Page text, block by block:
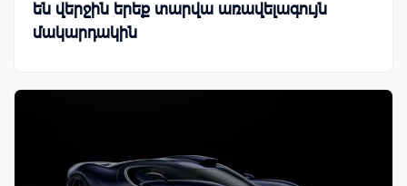
են վերջին երեք տարվա առավելագույն
մակարդակին